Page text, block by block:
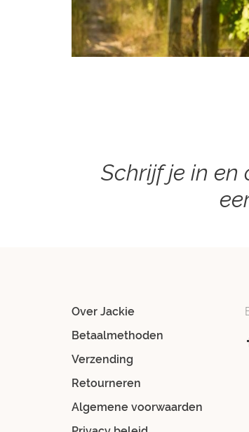
Schrijf je in en
Over Jackie
Betaalmethoden
Verzending
Retourneren
Algemene voorwaarden